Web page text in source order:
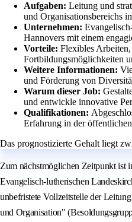
Aufgaben: Leitung und
und Organisationsbereichs
Unternehmen:
Hannovers mit einem
Vorteile: Flexibles
Fortbildungsmöglichkeiten
Weitere Informationen:
und Förderung von
Warum dieser Job:
und entwickle innovative
Qualifikationen:
Erfahrung in der
Das prognostizierte Gehalt liegt
Zum nächstmöglichen Zeitpunkt ist
Evangelisch-lutherischen
unbefristete Vollzeitstelle der
und Organisation"